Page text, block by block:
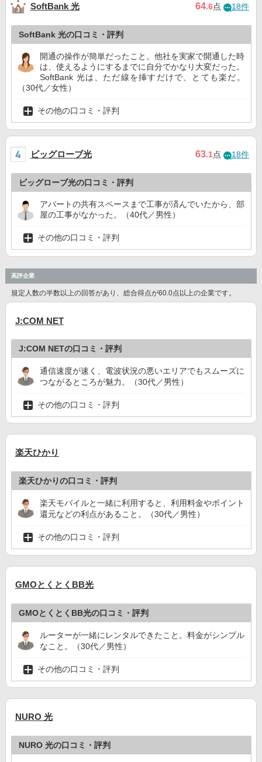
SoftBank 光 64.6点 18件
SoftBank 光の口コミ・評判
開通の操作が簡単だったこと。他社を実家で開通した時
は、使えるようにするまでに自分でかなり大変だった。
SoftBank 光は、ただ線を挿すだけで、とても楽だ。
（30代／女性）
その他の口コミ・評判
ビッグローブ光 63.1点 18件
ビッグローブ光の口コミ・評判
アパートの共有スペースまで工事が済んでいたから、部
屋の工事がなかった。（40代／男性）
その他の口コミ・評判
高評企業
規定人数の半数以上の回答があり、総合得点が60.0点以上の企業です。
J:COM NET
J:COM NETの口コミ・評判
通信速度が速く、電波状況の悪いエリアでもスムーズに
つながるところが魅力。（30代／男性）
その他の口コミ・評判
楽天ひかり
楽天ひかりの口コミ・評判
楽天モバイルと一緒に利用すると、利用料金やポイント
還元などの利点があること。（30代／男性）
その他の口コミ・評判
GMOとくとくBB光
GMOとくとくBB光の口コミ・評判
ルーターが一緒にレンタルできたこと。料金がシンプル
なこと。（30代／男性）
その他の口コミ・評判
NURO 光
NURO 光の口コミ・評判